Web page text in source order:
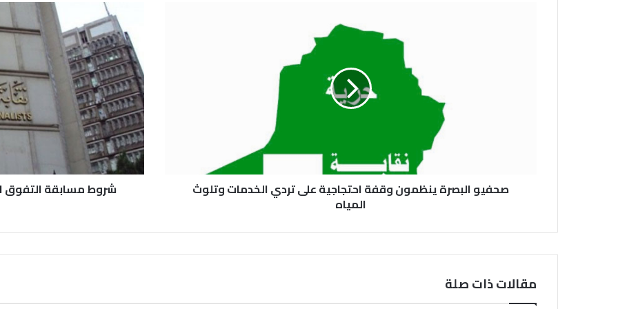
صحفيو البصرة ينظمون وقفة احتجاجية على تردي الخدمات وتلوث
المياه
شروط مسابقة التفوق
مقالات ذات صلة